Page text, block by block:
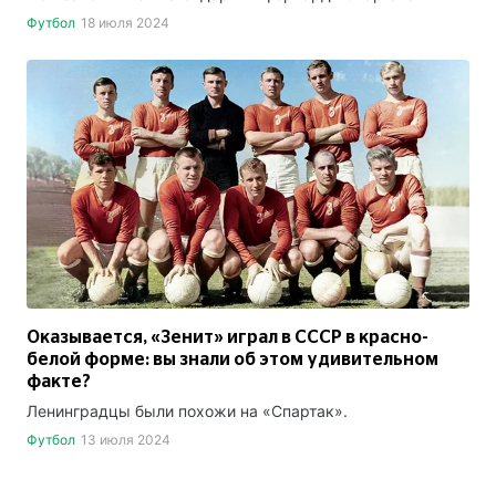
Футбол 18 июля 2024
Оказывается, «Зенит» играл в СССР в красно-
белой форме: вы знали об этом удивительном
факте?
Ленинградцы были похожи на «Спартак».
Футбол 13 июля 2024